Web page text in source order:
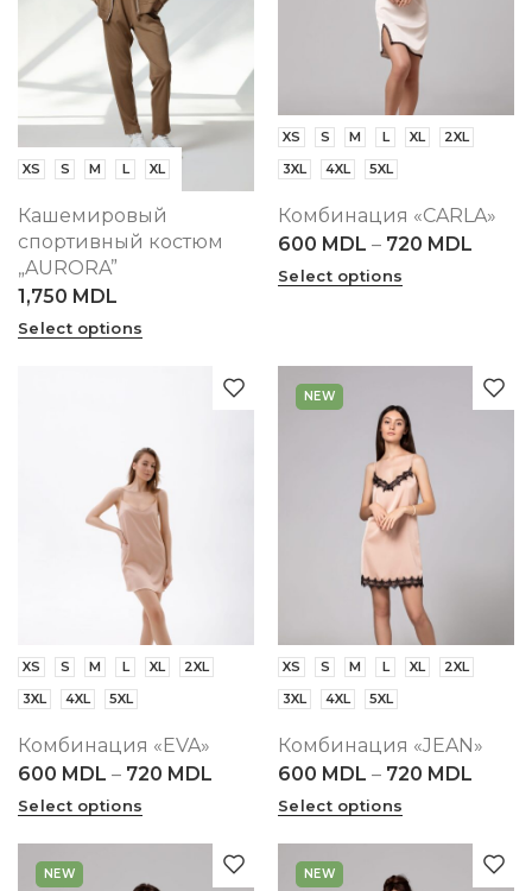
XS S M L XL
Кашемировый
спортивный костюм
„AURORA”
1,750 MDL
Select options
XS S M L XL
2XL
3XL
4XL 5XL
Комбинация «CARLA»
600 MDL – 720 MDL
Select options
XS S M L XL
2XL
3XL
4XL 5XL
Комбинация «EVA»
600 MDL – 720 MDL
Select options
NEW
XS S M L XL
2XL
3XL
4XL 5XL
Комбинация «JEAN»
600 MDL – 720 MDL
Select options
NEW NEW